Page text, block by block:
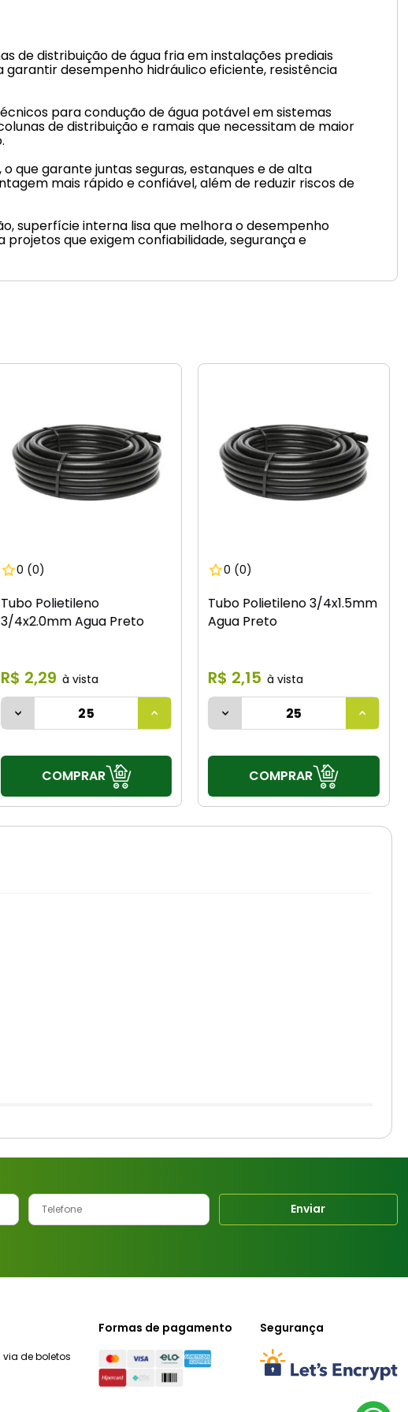
de distribuição de água fria em instalações prediais
garantir desempenho hidráulico eficiente, resistência
para condução de água potável em sistemas
de distribuição e ramais que necessitam de maior
que garante juntas seguras, estanques e de alta
mais rápido e confiável, além de reduzir riscos de
superfície interna lisa que melhora o desempenho
que exigem confiabilidade, segurança e
0 (0)
Tubo Polietileno
3/4x2.0mm Agua Preto
R$ 2,29
COMPRAR
0 (0)
Tubo Polietileno 3/4x1.5mm
Agua Preto
R$ 2,15
COMPRAR
Enviar
de boletos
Formas de pagamento Segurança